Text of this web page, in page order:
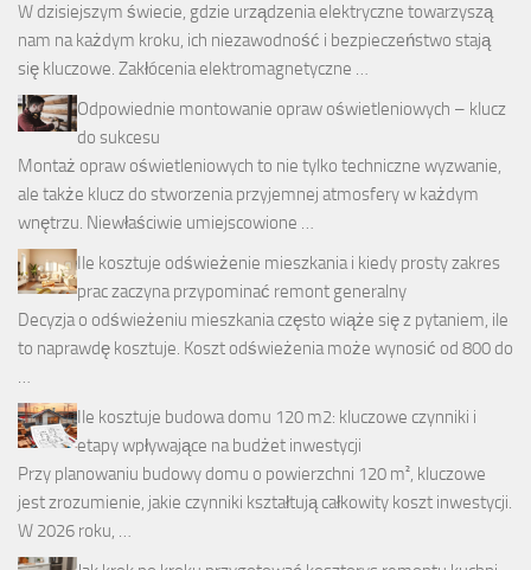
W dzisiejszym świecie, gdzie urządzenia elektryczne towarzyszą
nam na każdym kroku, ich niezawodność i bezpieczeństwo stają
się kluczowe. Zakłócenia elektromagnetyczne …
Odpowiednie montowanie opraw oświetleniowych – klucz
do sukcesu
Montaż opraw oświetleniowych to nie tylko techniczne wyzwanie,
ale także klucz do stworzenia przyjemnej atmosfery w każdym
wnętrzu. Niewłaściwie umiejscowione …
Ile kosztuje odświeżenie mieszkania i kiedy prosty zakres
prac zaczyna przypominać remont generalny
Decyzja o odświeżeniu mieszkania często wiąże się z pytaniem, ile
to naprawdę kosztuje. Koszt odświeżenia może wynosić od 800 do
…
Ile kosztuje budowa domu 120 m2: kluczowe czynniki i
etapy wpływające na budżet inwestycji
Przy planowaniu budowy domu o powierzchni 120 m², kluczowe
jest zrozumienie, jakie czynniki kształtują całkowity koszt inwestycji.
W 2026 roku, …